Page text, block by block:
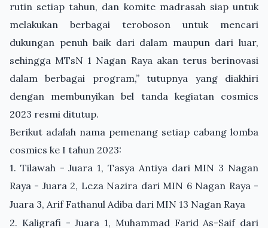
rutin setiap tahun, dan komite madrasah siap untuk
melakukan berbagai teroboson untuk mencari
dukungan penuh baik dari dalam maupun dari luar,
sehingga MTsN 1 Nagan Raya akan terus berinovasi
dalam berbagai program,” tutupnya yang diakhiri
dengan membunyikan bel tanda kegiatan cosmics
2023 resmi ditutup.
Berikut adalah nama pemenang setiap cabang lomba
cosmics ke I tahun 2023:
1. Tilawah - Juara 1, Tasya Antiya dari MIN 3 Nagan
Raya - Juara 2, Leza Nazira dari MIN 6 Nagan Raya -
Juara 3, Arif Fathanul Adiba dari MIN 13 Nagan Raya
2. Kaligrafi - Juara 1, Muhammad Farid As-Saif dari